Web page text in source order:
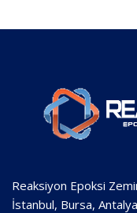
Reaksiyon Epoksi
İstanbul, Bursa,